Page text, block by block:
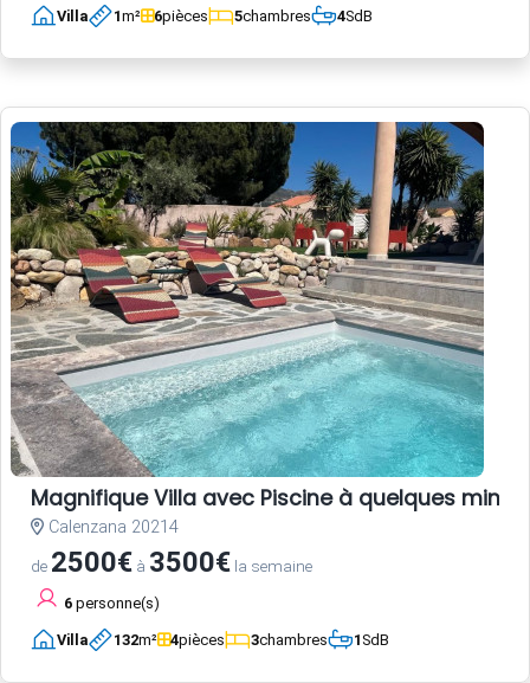
Villa 1m² 6pièces 5chambres 4SdB
Magnifique Villa avec Piscine à quelques
Calenzana 20214
de 2500€ à 3500€ la semaine
6 personne(s)
Villa 132m² 4pièces 3chambres 1SdB